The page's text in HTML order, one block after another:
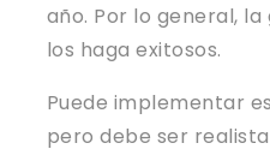
año. Por lo general,
los haga exitosos.
Puede implementar
pero debe ser